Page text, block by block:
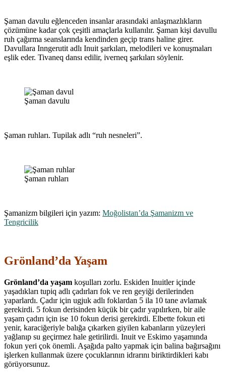
Şaman davulu eğlenceden insanlar arasındaki anlaşmazlıkların
çözümüne kadar çok çeşitli amaçlarla kullanılır. Şaman kişi davullu
ruh çağırma seanslarında kendinden geçip trans haline girer.
Davullara Inngerutit adlı Inuit şarkıları, melodileri ve konuşmaları
eşlik eder. Tivaneq dansı edilir, iverneq şarkıları söylenir.
Şaman davulu
Şaman ruhları. Tupilak adlı “ruh nesneleri”.
Şaman ruhları
Şamanizm bilgileri için yazım: Moğolistan’da Şamanizm ve
Tengricilik
Grönland’da Yaşam
Grönland’da yaşam koşulları zorlu. Eskiden Inuitler içinde
yaşadıkları tupiq adlı çadırları fok ve ren geyiği derilerinden
yaparlardı. Çadır için ugjuk adlı foklardan 5 ila 10 tane avlamak
gerekirdi. 5 fokun derisinden küçük bir çadır yapılırken, bir aile
yaşam çadırı için ise 10 fokun derisi gerekirdi. Elbette fokun eti
yenir, karaciğeriyle balığa çıkarken giyilen kabanların yüzeyleri
yağlanıp su geçirmez hale getirilirdi. Inuit ve Eskimo yaşamında
fokun yeri çok önemli. Aşağıda palto yapmak için balina bağırsağını
işlerken kullanmak üzere çocuklarının idrarını biriktirdikleri kabı
görüyorsunuz.